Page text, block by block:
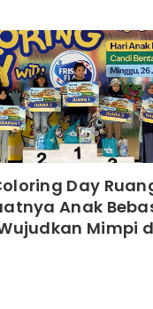
Day
Anak
Mimpi